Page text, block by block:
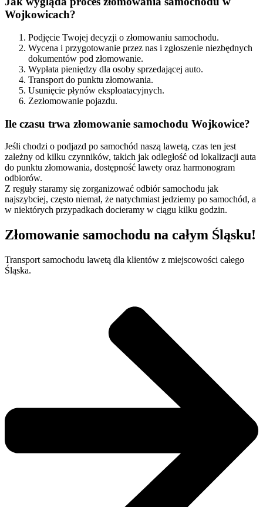
Wojkowicach?
Podjęcie Twojej decyzji o złomowaniu samochodu.
Wycena i przygotowanie przez nas i zgłoszenie niezbędnych
dokumentów pod złomowanie.
Wypłata pieniędzy dla osoby sprzedającej auto.
Transport do punktu złomowania.
Usunięcie płynów eksploatacyjnych.
Zezłomowanie pojazdu.
Ile czasu trwa złomowanie samochodu Wojkowice?
Jeśli chodzi o podjazd po samochód naszą lawetą, czas ten jest
zależny od kilku czynników, takich jak odległość od lokalizacji auta
do punktu złomowania, dostępność lawety oraz harmonogram
odbiorów.
Z reguły staramy się zorganizować odbiór samochodu jak
najszybciej, często niemal, że natychmiast jedziemy po samochód, a
w niektórych przypadkach docieramy w ciągu kilku godzin.
Złomowanie samochodu na całym Śląsku!
Transport samochodu lawetą dla klientów z miejscowości całego
Śląska.